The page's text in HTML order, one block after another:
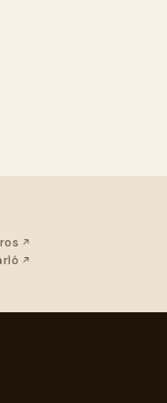
nueva pestaña)
(se abre en una nueva
(se abre en una nueva